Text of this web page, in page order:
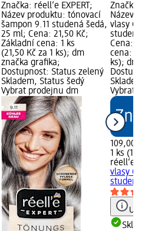
Značka: réell‘e EXPERT;
Název produktu: tónovací
šampon 9.11 studená šedá,
25 ml; Cena: 21,50 Kč;
Základní cena: 1 ks
(21,50 Kč za 1 ks); dm
značka grafika;
Dostupnost: Status zelený
Skladem, Status šedý
Vybrat prodejnu dm
Značka:
Název
vlasy
studená
Cena:
cena: 1
ks); dm
Vybrat
109,00
1 ks
réell‘e
vlasy
studená